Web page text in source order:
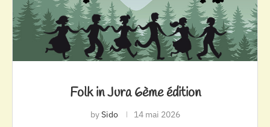
Folk in Jura 6ème édition
bySido 14 mai 2026